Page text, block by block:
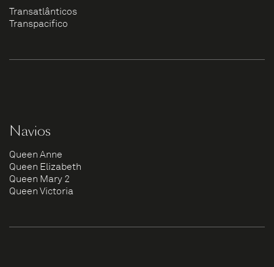
Transatlânticos
Transpacífico
Navios
Queen Anne
Queen Elizabeth
Queen Mary 2
Queen Victoria